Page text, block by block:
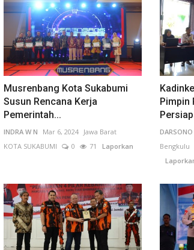
Musrenbang Kota Sukabumi
Susun Rencana Kerja
Pemerintah...
INDRA W N Mar 6, 2024
Jawa Barat
KOTA SUKABUMI
0 71 Laporkan
Pimpin
Bengkulu
Hadiri
Literasi...
KOTA SUKABUMI 0
74
Keamanan
Kapolri Dan
Soliditas
DARSONO BUDIMAN Jul 14,
KOTA ADM. JAKARTA TIMUR